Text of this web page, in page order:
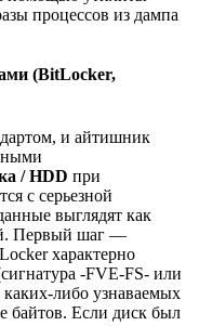
процессов из дампа
(BitLocker,
и айтишник
/ HDD при
с серьезной
выглядят как
Первый шаг —
характерно
-FVE-FS- или
либо узнаваемых
байтов. Если диск был